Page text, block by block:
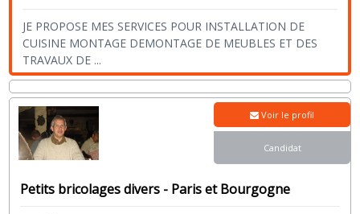
JE PROPOSE MES SERVICES POUR INSTALLATION DE
CUISINE MONTAGE DEMONTAGE DE MEUBLES ET DES
TRAVAUX DE ...
Petits bricolages divers - Paris et Bourgogne
Voir le profil
Candidat